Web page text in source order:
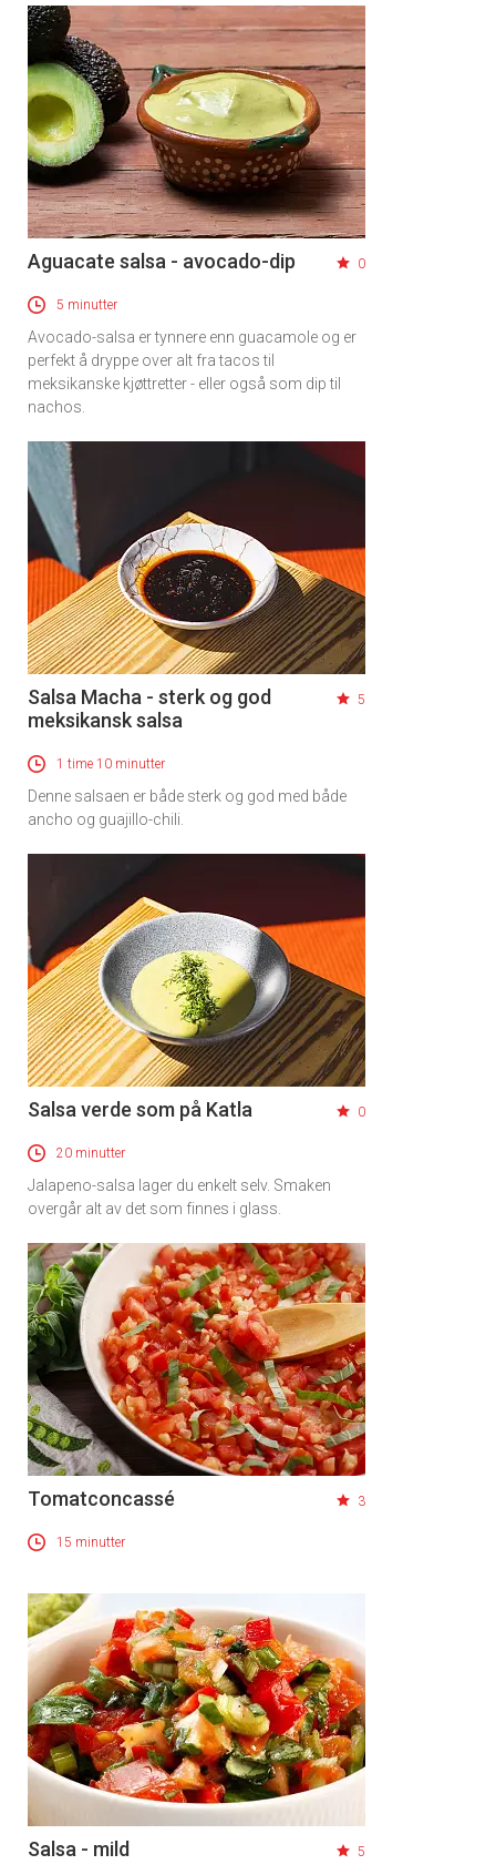
Aguacate salsa - avocado-dip 0
5 minutter
Avocado-salsa er tynnere enn guacamole og er
perfekt å dryppe over alt fra tacos til
meksikanske kjøttretter - eller også som dip til
nachos.
Salsa Macha - sterk og god
meksikansk salsa
5
1 time 10 minutter
Denne salsaen er både sterk og god med både
ancho og guajillo-chili.
Salsa verde som på Katla 0
20 minutter
Jalapeno-salsa lager du enkelt selv. Smaken
overgår alt av det som finnes i glass.
Tomatconcassé 3
15 minutter
Salsa - mild 5